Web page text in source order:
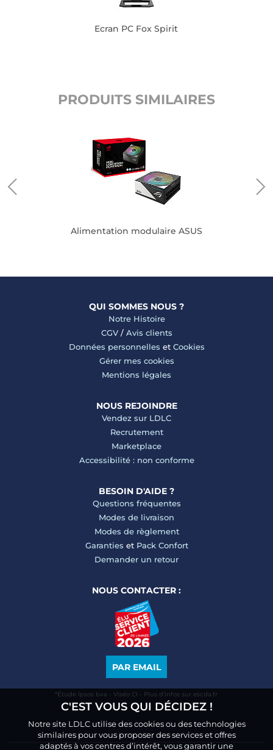
Ecran PC Fox Spirit
PRODUITS SIMILAIRES
Alimentation modulaire ASUS
QUI SOMMES NOUS ?
Notre Histoire
CGV/ Avis clients
Données personnelles et Cookies
Gérer mes cookies
Mentions légales
NOUS REJOINDRE
Vendez sur LDLC
Recrutement
Marketplace
Accessibilité : non conforme
BESOIN D'AIDE ?
Questions fréquentes
Modes de livraison
Modes de règlement
Garanties et Pack Confort
Demander un retour
NOUS CONTACTER :
PAR EMAIL
*Étude Ipsos bva - Viséo CI - Plus d’infos sur escda.fr
C'EST VOUS QUI DÉCIDEZ !
Notre site LDLC utilise des cookies ou des technologies
similaires pour vous proposer des services et offres
adaptés à vos centres d’intérêt, vous garantir une